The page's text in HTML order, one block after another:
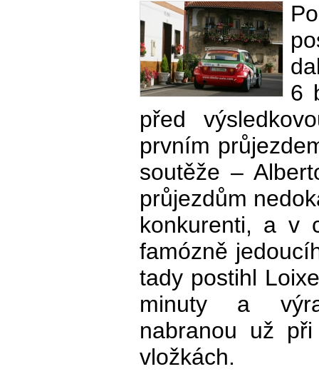
6
před
prvním
soutěže –
průjezdům
konkurenti, a v
famózně
tady postihl
minuty a
nabranou už
vložkách.